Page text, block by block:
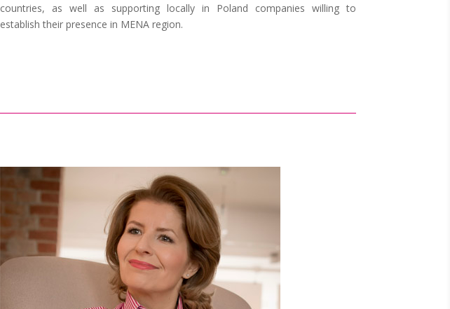
countries, as well as supporting locally in Poland companies willing to
establish their presence in MENA region.